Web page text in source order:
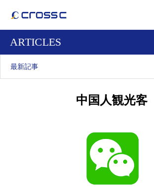
ARTICLES
最新記事
中国人観光客